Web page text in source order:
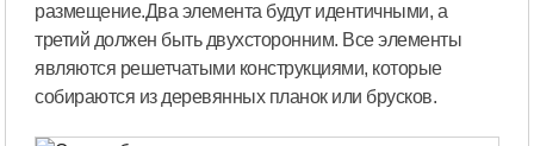
размещение.Два элемента будут идентичными, а
третий должен быть двухсторонним. Все элементы
являются решетчатыми конструкциями, которые
собираются из деревянных планок или брусков.